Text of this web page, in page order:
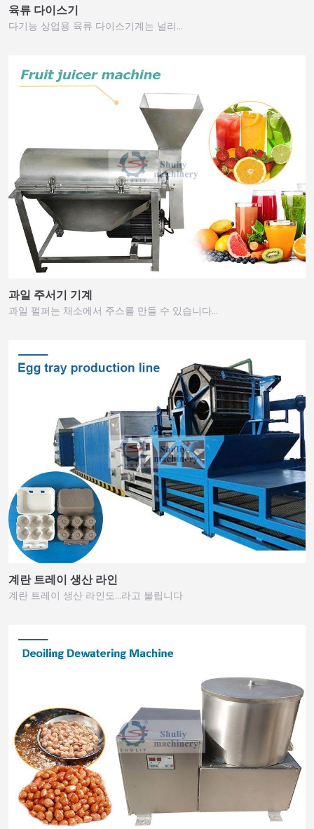
육류 다이스기
다기능 상업용 육류 다이스기계는 널리…
과일 주서기 기계
과일 펄퍼는 채소에서 주스를 만들 수 있습니다…
계란 트레이 생산 라인
계란 트레이 생산 라인도…라고 불립니다